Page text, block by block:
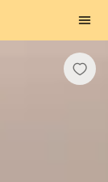
Bairro